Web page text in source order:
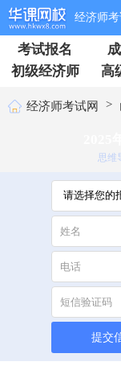
经济师考
考试报名
初级经济师
高
经济师考试网 >
思维
提交